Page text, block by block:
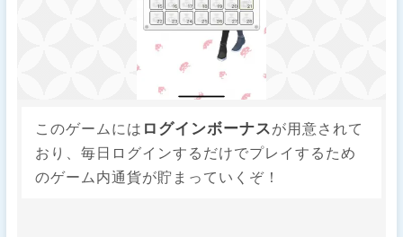
このゲームには ログインボーナスが用意されて
おり、毎日ログインするだけでプレイするため
のゲーム内通貨が貯まっていくぞ！